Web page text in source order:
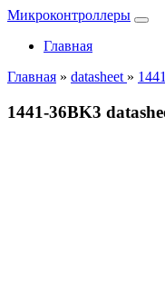
Микроконтроллеры
Главная
Главная » datasheet »
1441-36BK3